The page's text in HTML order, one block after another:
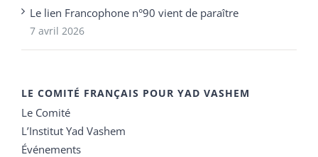
Le lien Francophone n°90 vient de paraître
7 avril 2026
LE COMITÉ FRANÇAIS POUR YAD VASHEM
Le Comité
L’Institut Yad Vashem
Événements